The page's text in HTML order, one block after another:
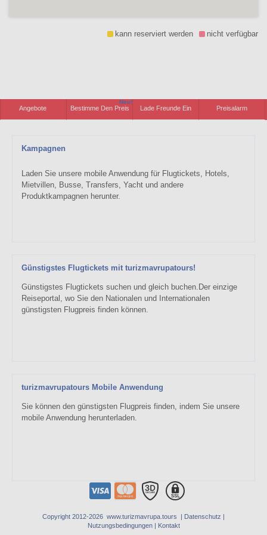
kann reserviert werden nicht verfügbar
Angebote Bestimme Den Preis
Neu!
Lade Freunde Ein Preisalarm
Kampagnen
Laden Sie unsere mobile Anwendung für Flugtickets, Hotels,
Mietvillen, Busse, Transfers, Yacht und andere
Produktkampagnen herunter.
Günstigstes Flugtickets mit turizmavrupatours!
Günstigstes Flugtickets suchen und gleich buchen.Der einzige
Reiseportal, wo Sie den Nationalen und Internationalen
günstigsten Flugpreis finden können.
turizmavrupatours Mobile Anwendung
Sie können den günstigsten Flugpreis finden, indem Sie unsere
mobile Anwendung herunterladen.
Copyright 2012-2026 www.turizmavrupa.tours | Datenschutz |
Nutzungsbedingungen| Kontakt